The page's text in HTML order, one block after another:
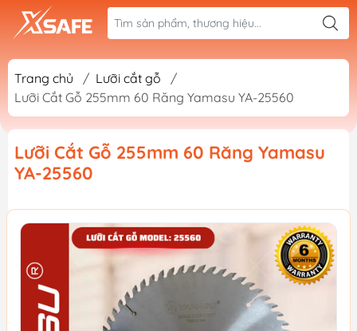
Trang chủ / Lưỡi cắt gỗ
/
Lưỡi Cắt Gỗ 255mm 60 Răng Yamasu YA-25560
Lưỡi Cắt Gỗ 255mm 60 Răng Yamasu
YA-25560